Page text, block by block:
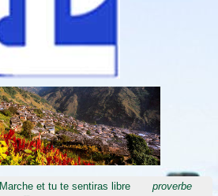
Marche et tu te sentiras libre
proverbe